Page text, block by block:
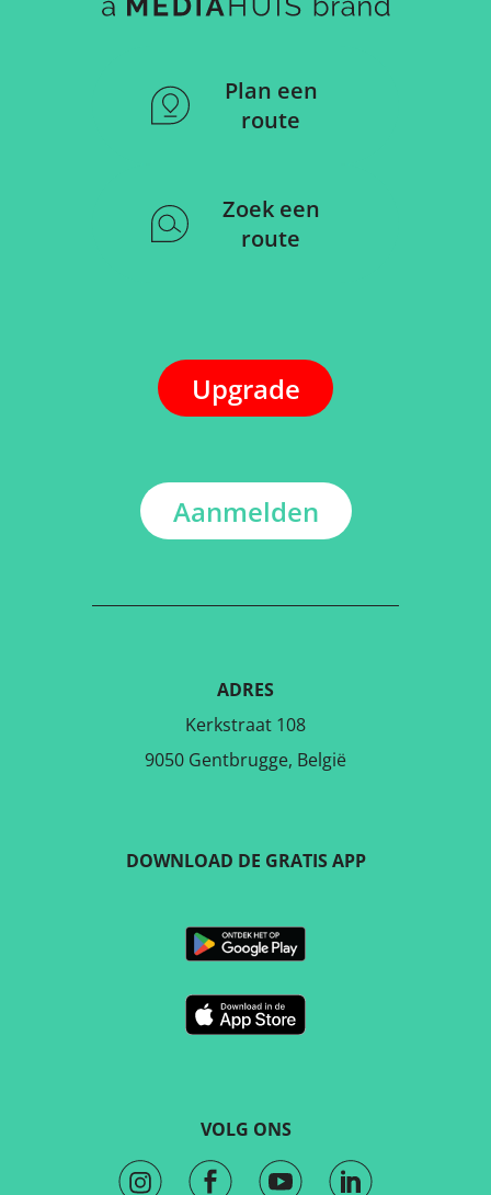
Plan een
route
Zoek een
route
Upgrade
Aanmelden
ADRES
Kerkstraat 108
9050 Gentbrugge, België
VOLG ONS
DOWNLOAD DE GRATIS APP